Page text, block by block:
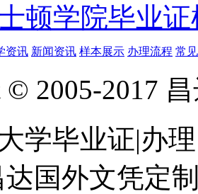
顿学院毕业
资讯 新闻资讯 样本展示 办理流程 常
© 2005-2017
学毕业证|办
国外文凭定